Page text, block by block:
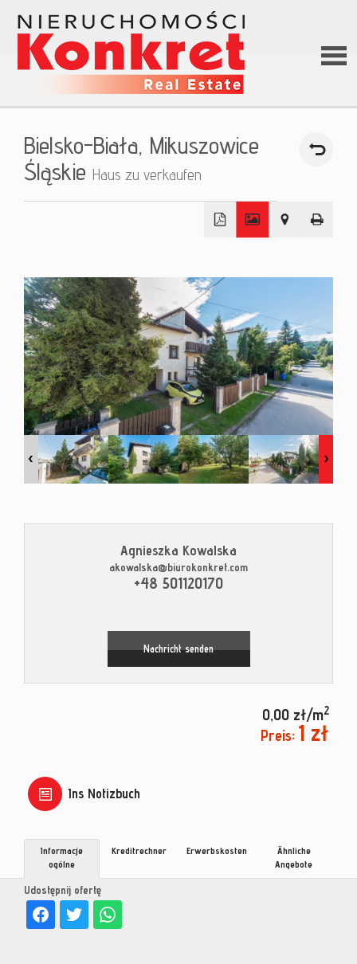
Home
Bielsko-Biała, Mikuszowice
Śląskie Haus zu verkaufen
−
Leaflet © MapTiler©
Agnieszka Kowalska
akowalska@biurokonkret.com
+48 501120170
Nachricht senden
0,00 zł/m2
Preis: 1 zł
Ins Notizbuch
Udostępnij ofertę
Informacje
ogólne
Kreditrechner Erwerbskosten
Ähnliche
Angebote